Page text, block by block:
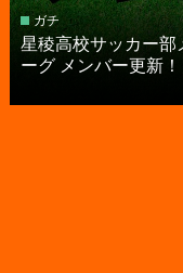
ガチ
星稜高校サッカー部
ーグ メンバー更新！